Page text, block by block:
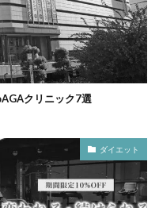
AGAクリニック7選
ダイエット